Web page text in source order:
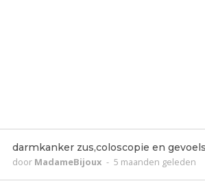
darmkanker zus,coloscopie en
door MadameBijoux - 5 maanden geleden